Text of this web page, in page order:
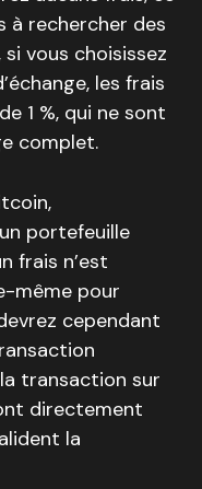
à rechercher des
vous choisissez
les frais
1 %, qui ne sont
complet.
portefeuille
frais n’est
même pour
cependant
transaction sur
directement
la